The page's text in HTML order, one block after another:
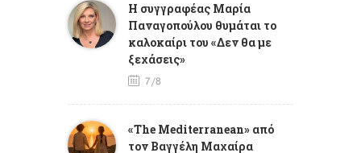
Η συγγραφέας Μαρία
Παναγοπούλου θυμάται το
καλοκαίρι του «Δεν θα με
ξεχάσεις»
7/8
«The Mediterranean» από
τον Βαγγέλη Μαχαίρα